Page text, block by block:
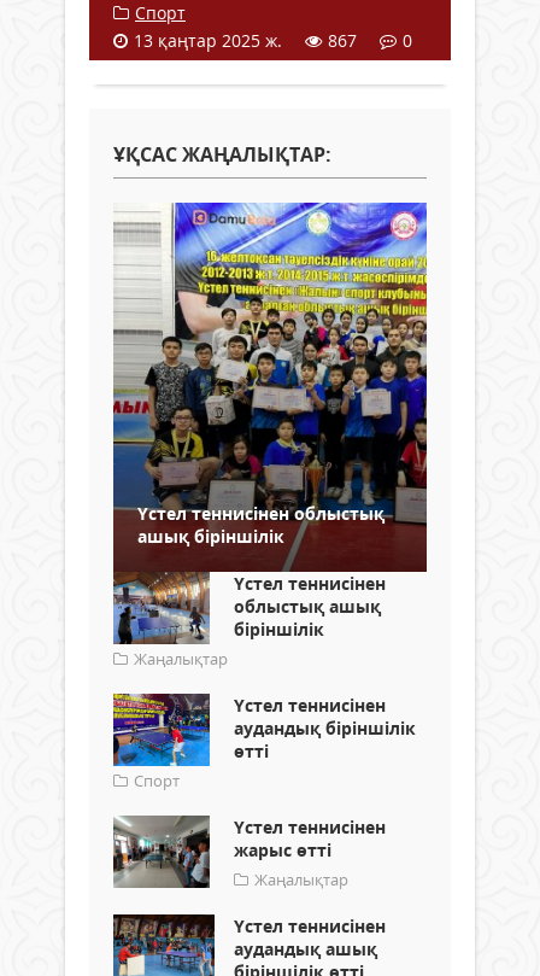
Спорт
13 қаңтар 2025 ж.
867 0
ҰҚСАС ЖАҢАЛЫҚТАР:
Үстел теннисінен облыстық
ашық біріншілік
Үстел теннисінен
облыстық ашық
біріншілік
Жаңалықтар
Үстел теннисінен
аудандық біріншілік
өтті
Спорт
Үстел теннисінен
жарыс өтті
Жаңалықтар
Үстел теннисінен
аудандық ашық